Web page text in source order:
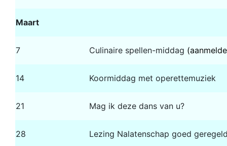
Maart
7 Culinaire spellen-middag
14 Koormiddag met operettemuziek
21 Mag ik deze dans van u?
28 Lezing Nalatenschap goed